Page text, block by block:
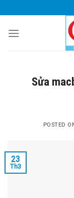
to
content
Sửa
POSTED
23
Th3